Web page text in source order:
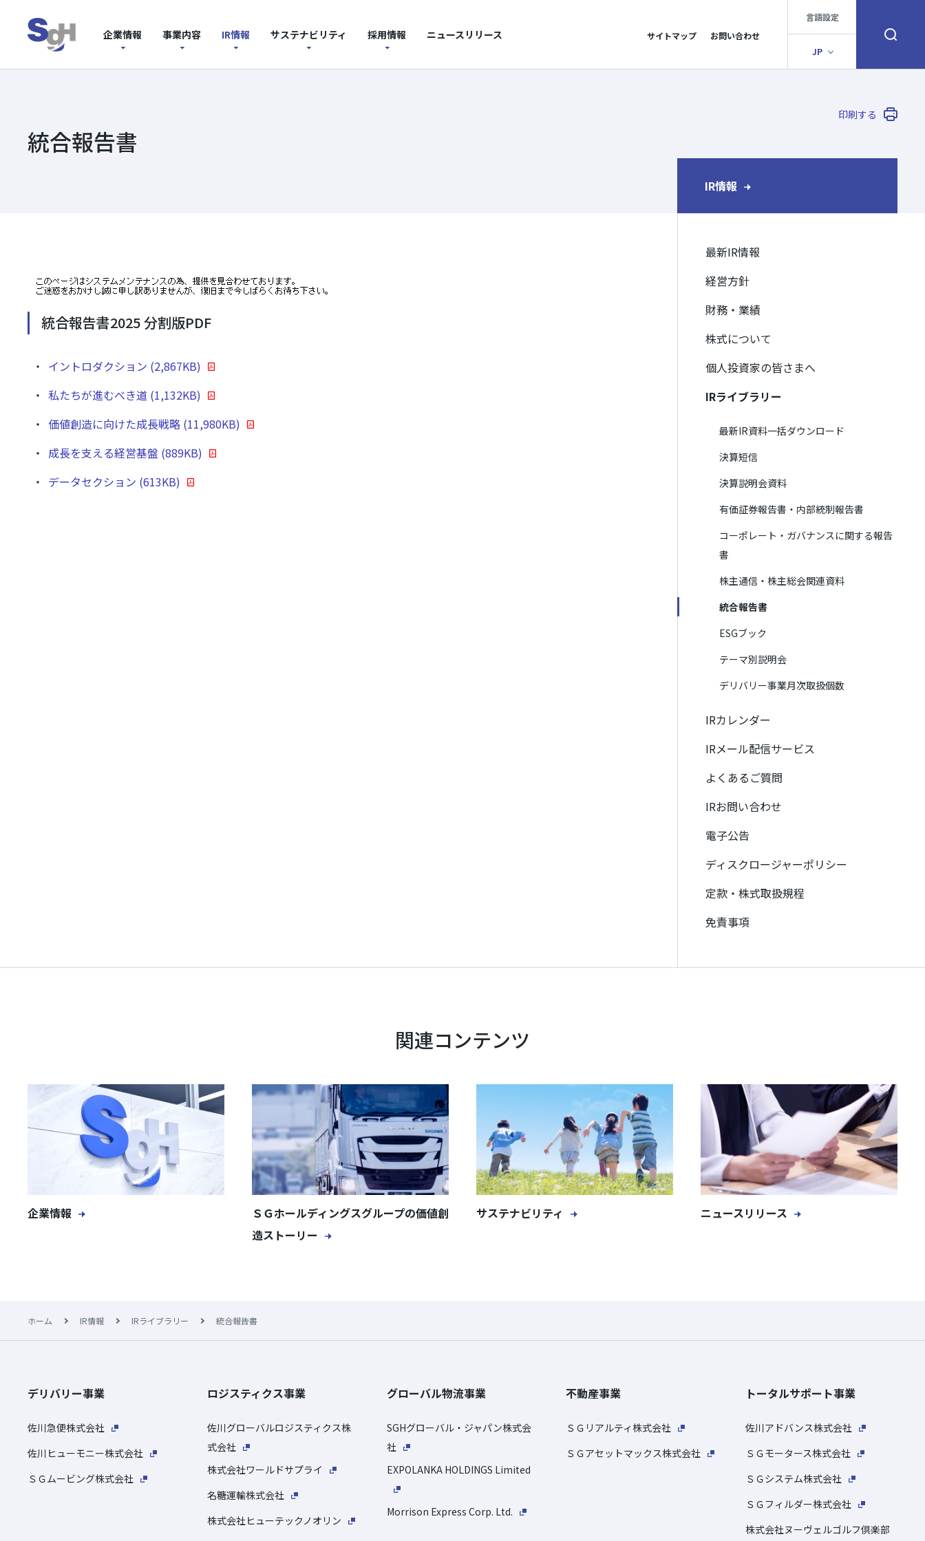
企業情報 事業内容 IR情報 サステナビリティ 採用情報 ニュースリリース サイトマップ お問い合わせ
言語設定
JP 検索窓を開く
IR情報
最新IR情報
経営方針
財務・業績
株式について
個人投資家の皆さまへ
IRライブラリー
最新IR資料一括ダウンロード
決算短信
決算説明会資料
有価証券報告書・内部統制報告書
コーポレート・ガバナンスに関する報告
書
株主通信・株主総会関連資料
統合報告書
ESGブック
テーマ別説明会
デリバリー事業月次取扱個数
IRカレンダー
IRメール配信サービス
よくあるご質問
IRお問い合わせ
電子公告
ディスクロージャーポリシー
定款・株式取扱規程
免責事項
統合報告書
印刷する
統合報告書2025 分割版PDF
イントロダクション (2,867KB)
私たちが進むべき道 (1,132KB)
価値創造に向けた成⾧戦略 (11,980KB)
成⾧を支える経営基盤 (889KB)
データセクション (613KB)
関連コンテンツ
企業情報
ＳＧホールディングスグループの価値創
造ストーリー
サステナビリティ ニュースリリース
ホーム IR情報 IRライブラリー 統合報告書
デリバリー事業
佐川急便株式会社
佐川ヒューモニー株式会社
ＳＧムービング株式会社
ロジスティクス事業
佐川グローバルロジスティクス株
式会社
株式会社ワールドサプライ
名糖運輸株式会社
株式会社ヒューテックノオリン
グローバル物流事業
SGHグローバル・ジャパン株式会
社
EXPOLANKA HOLDINGS Limited
Morrison Express Corp. Ltd.
不動産事業
ＳＧリアルティ株式会社
ＳＧアセットマックス株式会社
トータルサポート事業
佐川アドバンス株式会社
ＳＧモータース株式会社
ＳＧシステム株式会社
ＳＧフィルダー株式会社
株式会社ヌーヴェルゴルフ倶楽部